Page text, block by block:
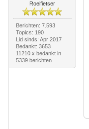
Roeifietser
Berichten: 7.593
Topics: 190
Lid sinds: Apr 2017
Bedankt: 3653
11210 x bedankt in
5339 berichten